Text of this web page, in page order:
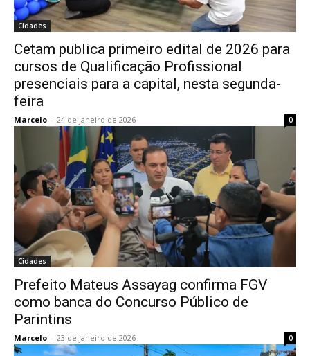
Cidades
Cetam publica primeiro edital de 2026 para
cursos de Qualificação Profissional
presenciais para a capital, nesta segunda-
feira
Marcelo - 24 de janeiro de 2026 0
Cidades
Prefeito Mateus Assayag confirma FGV
como banca do Concurso Público de
Parintins
Marcelo - 23 de janeiro de 2026 0